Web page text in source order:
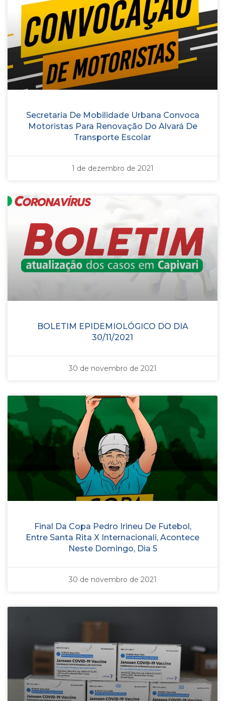
Secretaria De Mobilidade Urbana Convoca
Motoristas Para Renovação Do Alvará De
Transporte Escolar
1 de dezembro de 2021
BOLETIM EPIDEMIOLÓGICO DO DIA
30/11/2021
30 de novembro de 2021
Final Da Copa Pedro Irineu De Futebol,
Entre Santa Rita X Internacionali, Acontece
Neste Domingo, Dia 5
30 de novembro de 2021